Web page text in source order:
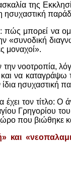
της
πώς μπορεί να
«συνοδική
μοναχοί».
νοοτροπία,
να καταγράψω
ησυχαστική
έχει τον τίτλο:
Γρηγορίου
που βιώθηκε
και